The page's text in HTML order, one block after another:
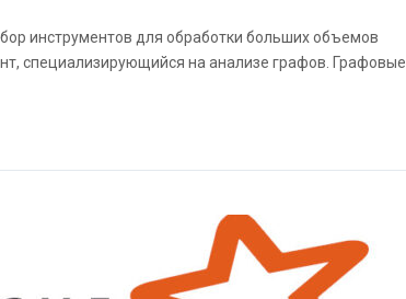
инструментов для обработки больших объемов
специализирующийся на анализе графов. Графовые